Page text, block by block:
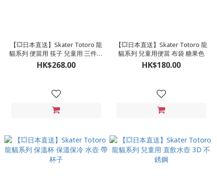
【💥日本直送】Skater Totoro 龍
貓系列 便當用 筷子 兒童用 三件套
筷子湯匙叉子
HK$268.00
【💥日本直送】Skater Totoro 龍
貓系列 兒童用便當 布袋 糖果色
HK$180.00